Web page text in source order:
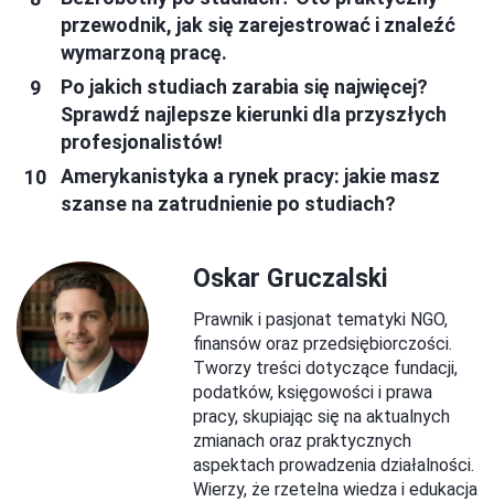
przewodnik, jak się zarejestrować i znaleźć
wymarzoną pracę.
Po jakich studiach zarabia się najwięcej?
Sprawdź najlepsze kierunki dla przyszłych
profesjonalistów!
Amerykanistyka a rynek pracy: jakie masz
szanse na zatrudnienie po studiach?
Oskar Gruczalski
Prawnik i pasjonat tematyki NGO,
finansów oraz przedsiębiorczości.
Tworzy treści dotyczące fundacji,
podatków, księgowości i prawa
pracy, skupiając się na aktualnych
zmianach oraz praktycznych
aspektach prowadzenia działalności.
Wierzy, że rzetelna wiedza i edukacja